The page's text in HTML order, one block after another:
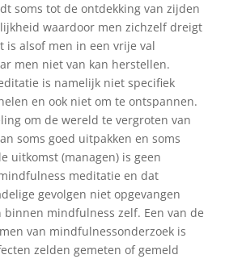
soms tot de ontdekking van zijden
waardoor men zichzelf dreigt
is alsof men in een vrije val
men niet van kan herstellen.
is namelijk niet specifiek
en ook niet om te ontspannen.
om de wereld te vergroten van
soms goed uitpakken en soms
uitkomst (managen) is geen
meditatie en dat
gevolgen niet opgevangen
binnen mindfulness zelf. Een van de
van mindfulnessonderzoek is
zelden gemeten of gemeld